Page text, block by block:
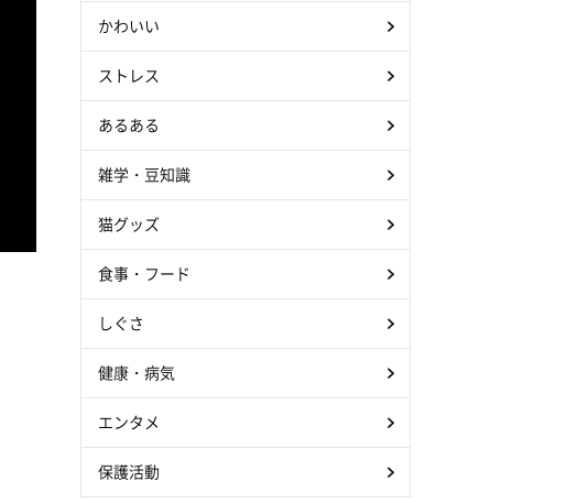
かわいい
ストレス
あるある
雑学・豆知識
猫グッズ
食事・フード
しぐさ
健康・病気
エンタメ
保護活動